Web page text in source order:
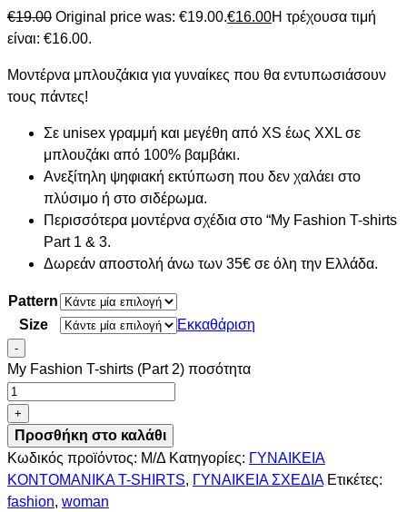
€19.00 Original price was: €19.00.€16.00Η τρέχουσα τιμή
είναι: €16.00.
Μοντέρνα μπλουζάκια για γυναίκες που θα εντυπωσιάσουν
τους πάντες!
Σε unisex γραμμή και μεγέθη από XS έως XXL σε
μπλουζάκι από 100% βαμβάκι.
Ανεξίτηλη ψηφιακή εκτύπωση που δεν χαλάει στο
πλύσιμο ή στο σιδέρωμα.
Περισσότερα μοντέρνα σχέδια στο “My Fashion T-shirts
Part 1 & 3.
Δωρεάν αποστολή άνω των 35€ σε όλη την Ελλάδα.
Pattern
Size
Εκκαθάριση
-
My Fashion T-shirts (Part 2) ποσότητα
+
Προσθήκη στο καλάθι
Κωδικός προϊόντος: Μ/Δ Κατηγορίες: ΓΥΝΑΙΚΕΙΑ
ΚΟΝΤΟΜΑΝΙΚΑ T-SHIRTS, ΓΥΝΑΙΚΕΙΑ ΣΧΕΔΙΑ Ετικέτες:
fashion, woman